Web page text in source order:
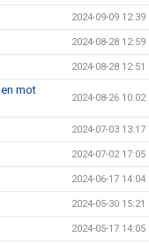
2024-09-09 12:39
2024-08-28 12:59
2024-08-28 12:51
mot
2024-08-26 10:02
2024-07-03 13:17
2024-07-02 17:05
2024-06-17 14:04
2024-05-30 15:21
2024-05-17 14:05